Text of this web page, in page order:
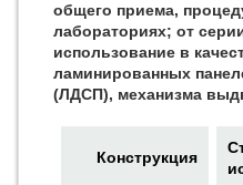
общего приема,
лабораториях; от
использование в
ламинированных
(ЛДСП), механизма
Конструкция